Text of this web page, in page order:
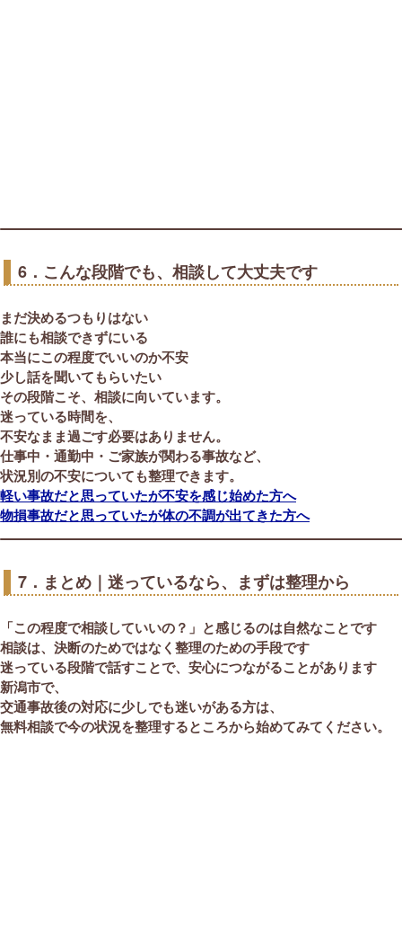
6．こんな段階でも、相談して大丈夫です
まだ決めるつもりはない
誰にも相談できずにいる
本当にこの程度でいいのか不安
少し話を聞いてもらいたい
その段階こそ、相談に向いています。
迷っている時間を、
不安なまま過ごす必要はありません。
仕事中・通勤中・ご家族が関わる事故など、
状況別の不安についても整理できます。
軽い事故だと思っていたが不安を感じ始めた方へ
物損事故だと思っていたが体の不調が出てきた方へ
7．まとめ｜迷っているなら、まずは整理から
「この程度で相談していいの？」と感じるのは自然なことです
相談は、決断のためではなく整理のための手段です
迷っている段階で話すことで、安心につながることがあります
新潟市で、
交通事故後の対応に少しでも迷いがある方は、
無料相談で今の状況を整理するところから始めてみてください。